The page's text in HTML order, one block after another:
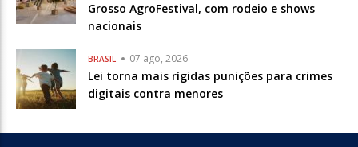
Grosso AgroFestival, com rodeio e shows
nacionais
BRASIL 07 ago, 2026
Lei torna mais rígidas punições para crimes
digitais contra menores